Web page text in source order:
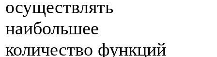
осуществлять
наибольшее
количество функций